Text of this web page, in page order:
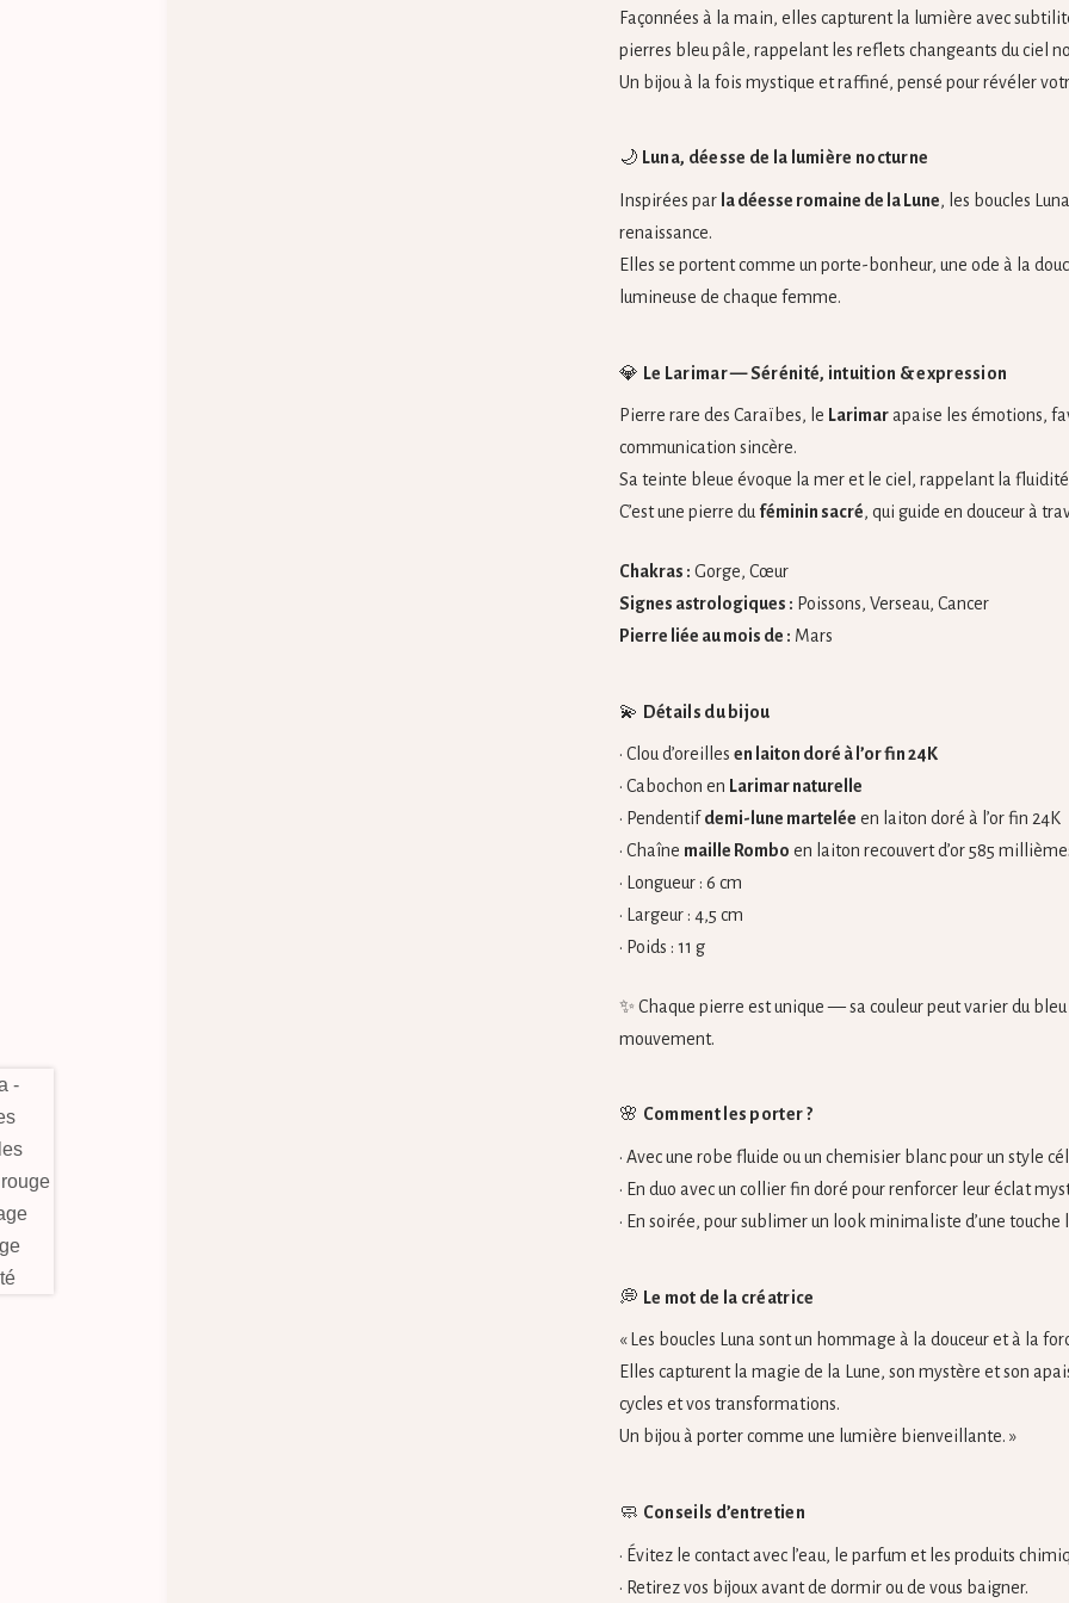
Façonnées à la main, elles capturent la lumière avec
pierres bleu pâle, rappelant les reflets changeants du ciel
Un bijou à la fois mystique et raffiné, pensé pour révéler
🌙 Luna, déesse de la lumière nocturne
Inspirées par la déesse romaine de la Lune, les boucles
renaissance.
Elles se portent comme un porte-bonheur, une ode à la
lumineuse de chaque femme.
💎 Le Larimar — Sérénité, intuition & expression
Pierre rare des Caraïbes, le Larimarapaise les émotions,
communication sincère.
Sa teinte bleue évoque la mer et le ciel, rappelant la
C’est une pierre du féminin sacré, qui guide en douceur à
Chakras : Gorge, Cœur
Signes astrologiques : Poissons, Verseau, Cancer
Pierre liée au mois de : Mars
💫 Détails du bijou
• Clou d’oreillesen laiton doré à l’or fin 24K
• Cabochon en Larimar naturelle
• Pendentif demi-lune martelée en laiton doré à l’or fin 24K
• Chaîne maille Rombo en laiton recouvert d’or 585
• Longueur : 6 cm
• Largeur : 4,5 cm
• Poids : 11 g
✨ Chaque pierre est unique — sa couleur peut varier du
mouvement.
🌸 Comment les porter ?
• Avec une robe fluide ou un chemisier blanc pour un style
• En duo avec un collier fin doré pour renforcer leur éclat
• En soirée, pour sublimer un look minimaliste d’une
💭 Le mot de la créatrice
« Les boucles Luna sont un hommage à la douceur et à la
Elles capturent la magie de la Lune, son mystère et son
cycles et vos transformations.
Un bijou à porter comme une lumière bienveillante. »
🧼 Conseils d’entretien
• Évitez le contact avec l’eau, le parfum et les produits
• Retirez vos bijoux avant de dormir ou de vous baigner.